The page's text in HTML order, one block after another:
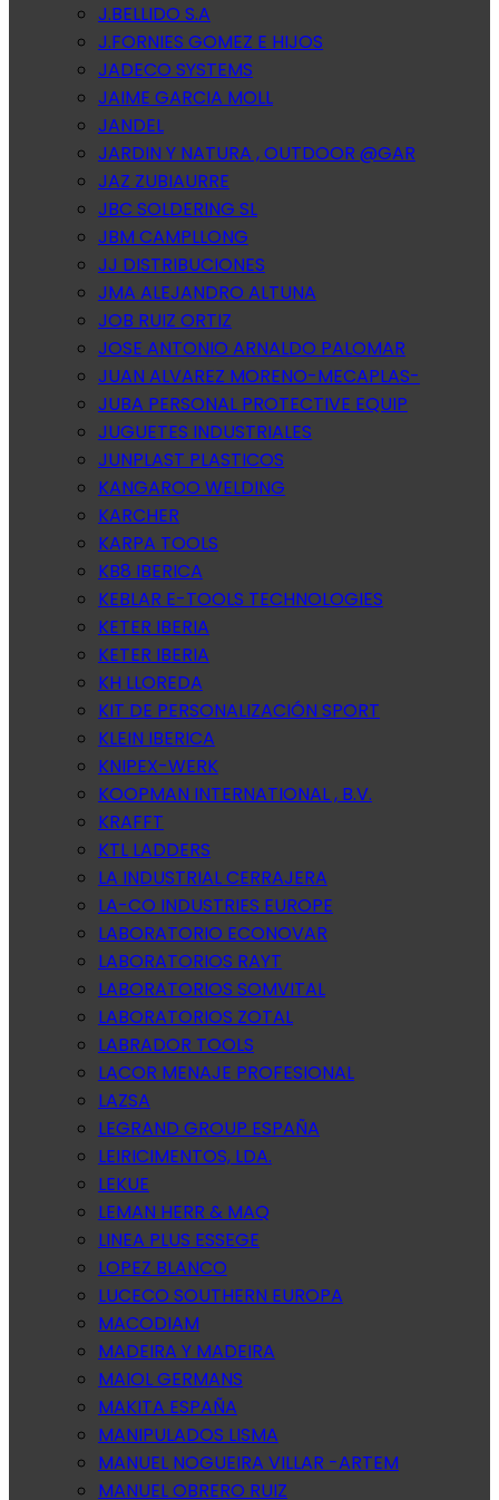
J.BELLIDO S.A
J.FORNIES GOMEZ E HIJOS
JADECO SYSTEMS
JAIME GARCIA MOLL
JANDEL
JARDIN Y NATURA , OUTDOOR @GAR
JAZ ZUBIAURRE
JBC SOLDERING SL
JBM CAMPLLONG
JJ DISTRIBUCIONES
JMA ALEJANDRO ALTUNA
JOB RUIZ ORTIZ
JOSE ANTONIO ARNALDO PALOMAR
JUAN ALVAREZ MORENO-MECAPLAS-
JUBA PERSONAL PROTECTIVE EQUIP
JUGUETES INDUSTRIALES
JUNPLAST PLASTICOS
KANGAROO WELDING
KARCHER
KARPA TOOLS
KB8 IBERICA
KEBLAR E-TOOLS TECHNOLOGIES
KETER IBERIA
KETER IBERIA
KH LLOREDA
KIT DE PERSONALIZACIÓN SPORT
KLEIN IBERICA
KNIPEX-WERK
KOOPMAN INTERNATIONAL , B.V.
KRAFFT
KTL LADDERS
LA INDUSTRIAL CERRAJERA
LA-CO INDUSTRIES EUROPE
LABORATORIO ECONOVAR
LABORATORIOS RAYT
LABORATORIOS SOMVITAL
LABORATORIOS ZOTAL
LABRADOR TOOLS
LACOR MENAJE PROFESIONAL
LAZSA
LEGRAND GROUP ESPAÑA
LEIRICIMENTOS, LDA.
LEKUE
LEMAN HERR & MAQ
LINEA PLUS ESSEGE
LOPEZ BLANCO
LUCECO SOUTHERN EUROPA
MACODIAM
MADEIRA Y MADEIRA
MAIOL GERMANS
MAKITA ESPAÑA
MANIPULADOS LISMA
MANUEL NOGUEIRA VILLAR -ARTEM
MANUEL OBRERO RUIZ